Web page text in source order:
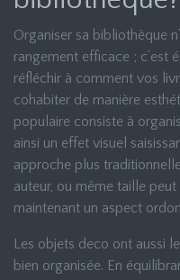
Organiser sa bibliothèque
rangement efficace ; c’est
réfléchir à comment vos
cohabiter de manière
populaire consiste à
ainsi un effet visuel
approche plus
auteur, ou même taille
maintenant un aspect
Les objets deco ont aussi
bien organisée. En